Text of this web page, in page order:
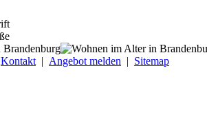
Kontakt | Angebot melden | Sitemap